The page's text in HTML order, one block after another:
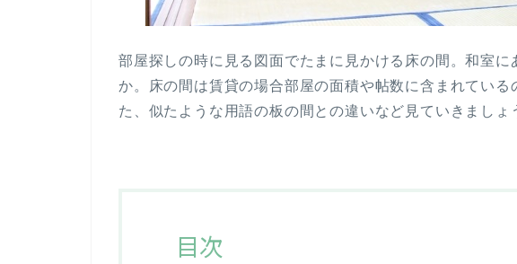
部屋探しの時に見る図面でたまに見かける床の間。和室
か。床の間は賃貸の場合部屋の面積や帖数に含まれている
た、似たような用語の板の間との違いなど見ていきましょ
目次